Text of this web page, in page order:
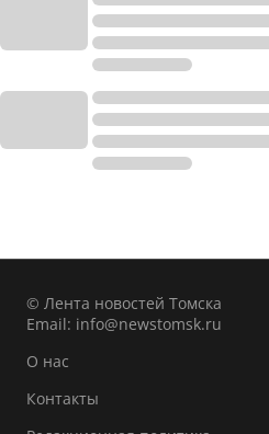
© Лента новостей Томска
Email: info@newstomsk.ru
О нас
Контакты